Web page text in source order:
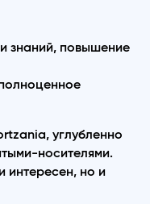
знаний, повышение
углубленно
носителями.
интересен, но и